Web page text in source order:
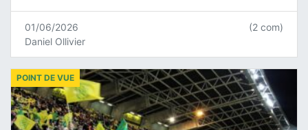
01/06/2026
Daniel Ollivier
(2 com)
POINT DE VUE